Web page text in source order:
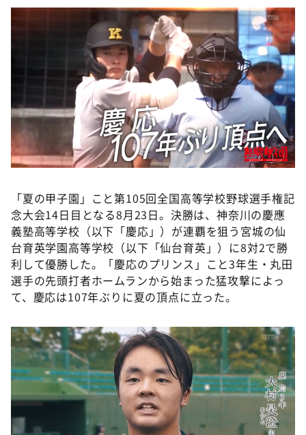
「夏の甲子園」こと第105回全国高等学校野球選手権記
念大会14日目となる8月23日。決勝は、神奈川の慶應
義塾高等学校（以下「慶応」）が連覇を狙う宮城の仙
台育英学園高等学校（以下「仙台育英」）に8対2で勝
利して優勝した。「慶応のプリンス」こと3年生・丸田
選手の先頭打者ホームランから始まった猛攻撃によっ
て、慶応は107年ぶりに夏の頂点に立った。